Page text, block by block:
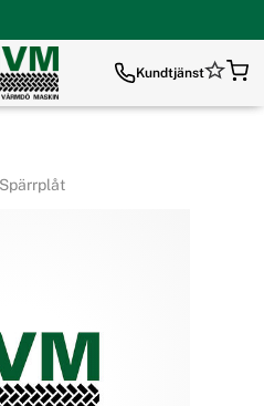
Kundtjänst
Spärrplåt